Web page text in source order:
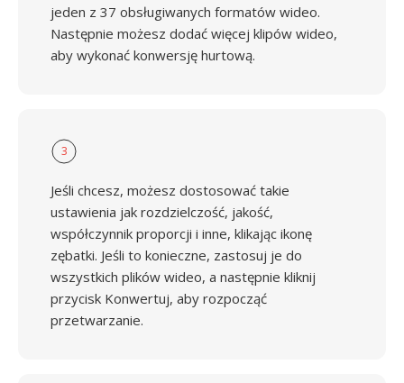
jeden z 37 obsługiwanych formatów wideo.
Następnie możesz dodać więcej klipów wideo,
aby wykonać konwersję hurtową.
3
Jeśli chcesz, możesz dostosować takie
ustawienia jak rozdzielczość, jakość,
współczynnik proporcji i inne, klikając ikonę
zębatki. Jeśli to konieczne, zastosuj je do
wszystkich plików wideo, a następnie kliknij
przycisk Konwertuj, aby rozpocząć
przetwarzanie.